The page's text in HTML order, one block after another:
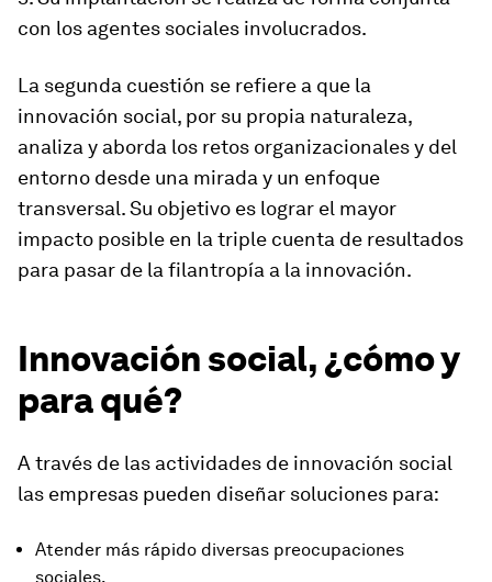
con los agentes sociales involucrados.
La segunda cuestión se refiere a que la
innovación social, por su propia naturaleza,
analiza y aborda los retos organizacionales y del
entorno desde una mirada y un enfoque
transversal. Su objetivo es lograr el mayor
impacto posible en la triple cuenta de resultados
para pasar de la filantropía a la innovación.
Innovación social, ¿cómo y
para qué?
A través de las actividades de innovación social
las empresas pueden diseñar soluciones para:
Atender más rápido diversas preocupaciones
sociales.